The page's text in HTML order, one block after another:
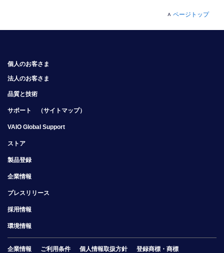
ページトップ
個人のお客さま
法人のお客さま
品質と技術
サポート （サイトマップ）
VAIO Global Support
ストア
製品登録
企業情報
プレスリリース
採用情報
環境情報
企業情報 ご利用条件 個人情報取扱方針 登録商標・商標